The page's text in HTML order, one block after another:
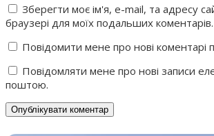
Зберегти моє ім'я, e-mail, та адресу
браузері для моїх подальших коментарів.
Повідомити мене про нові коментарі
Повідомляти мене про нові записи
поштою.